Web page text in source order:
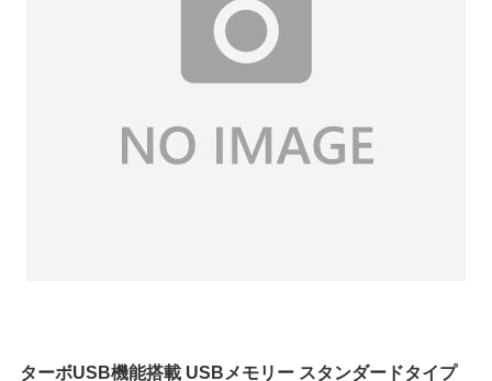
ターボUSB機能搭載 USBメモリー スタンダードタイプ